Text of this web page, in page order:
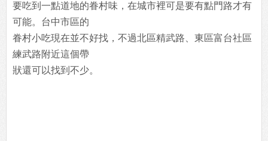
要吃到一點道地的眷村味，在城市裡可是要有點門路才有
可能。台中市區的
眷村小吃現在並不好找，不過北區精武路、東區富台社區
練武路附近這個帶
狀還可以找到不少。